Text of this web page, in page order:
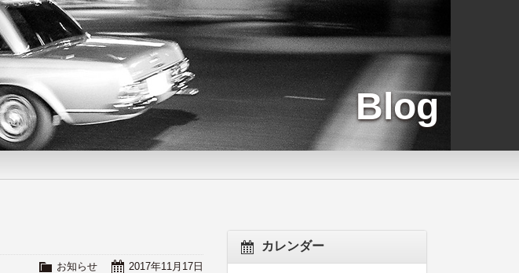
Blog
2017年11月17日
お知らせ
カレンダー